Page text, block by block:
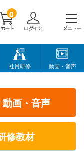
0
社員研修 動画・音声
画・音声
修教材